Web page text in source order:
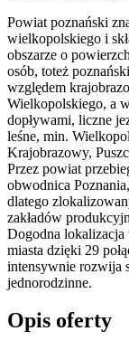
Powiat poznański
wielkopolskiego i
obszarze o
osób, toteż
względem
Wielkopolskiego, a
dopływami, liczne
leśne, min.
Krajobrazowy,
Przez powiat
obwodnica
dlatego
zakładów
Dogodna lokalizacja
miasta dzięki 29
intensywnie rozwija
jednorodzinne.
Opis oferty